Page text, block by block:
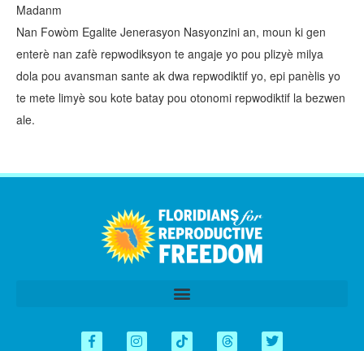
Madanm
Nan Fowòm Egalite Jenerasyon Nasyonzini an, moun ki gen
enterè nan zafè repwodiksyon te angaje yo pou plizyè milya
dola pou avansman sante ak dwa repwodiktif yo, epi panèlis yo
te mete limyè sou kote batay pou otonomi repwodiktif la bezwen
ale.
Español